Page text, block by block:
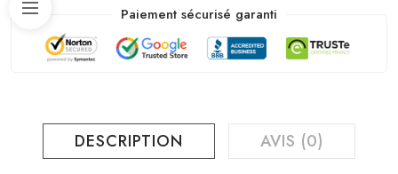
Paiement sécurisé garanti
DESCRIPTION AVIS (0)